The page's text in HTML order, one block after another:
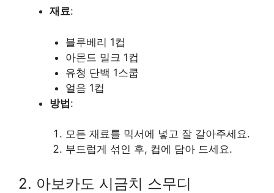
재료:
블루베리 1컵
아몬드 밀크 1컵
유청 단백 1스쿱
얼음 1컵
방법:
모든 재료를 믹서에 넣고 잘 갈아주세요.
부드럽게 섞인 후, 컵에 담아 드세요.
2. 아보카도 시금치 스무디